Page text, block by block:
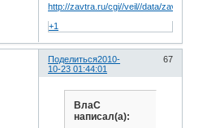
http://zavtra.ru/cgi//veil//data/zavtra/10/
+1
Поделиться 67
2010-
10-23 01:44:01
ВлаС
написал(а):